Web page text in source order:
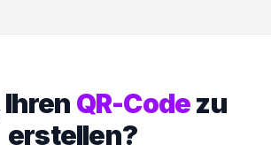
QR-Codezu
erstellen?